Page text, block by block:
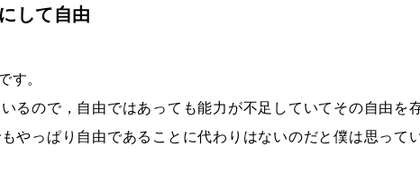
して自由
す。
るので，自由ではあっても能力が不足していてその自由を
やっぱり自由であることに代わりはないのだと僕は思って